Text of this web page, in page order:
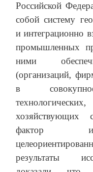
Российской
собой систему
и интеграционно
промышленных
ними
(организаций,
в
хозяйствующих
фактор их
результаты